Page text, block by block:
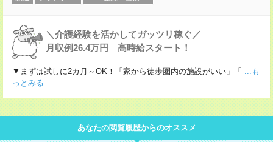
＼介護経験を活かしてガッツリ稼ぐ／
月収例26.4万円 高時給スタート！
▼まずは試しに2カ月～OK！「家から徒歩圏内の施設がいい」「 ...も
っとみる
あなたの閲覧履歴からのオススメ